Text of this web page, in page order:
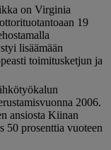
on Virginia
19
lisäämään
toimitusketjun ja
2006.
ansiosta Kiinan
50 prosenttia vuoteen